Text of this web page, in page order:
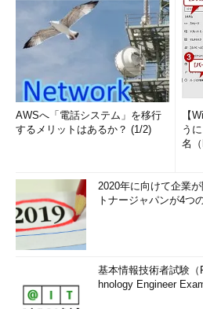
AWSへ「電話システム」を移行
するメリットはあるか？ (1/2)
【
う
名
2020年に向けて企業
トナージャパンが4つ
基本情報技術者試験
hnology Engineer